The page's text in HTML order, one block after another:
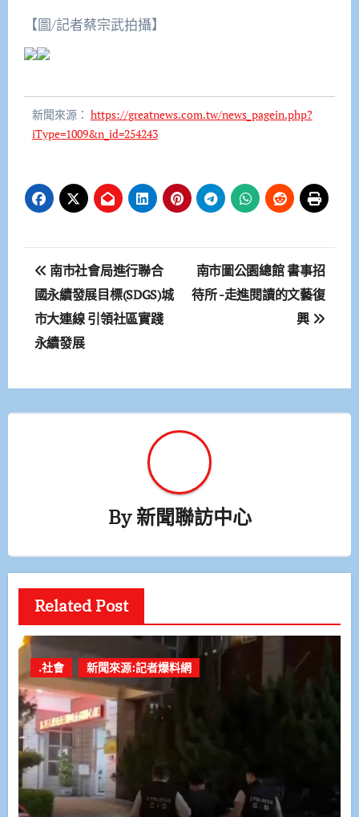
【圖/記者蔡宗武拍攝】
新聞來源： https://greatnews.com.tw/news_pagein.php?
iType=1009&n_id=254243
文
章
導
南市社會局進行聯合
國永續發展目標(SDGS)城
市大連線 引領社區實踐
永續發展
南市圖公園總館 書事招
待所 -走進閱讀的文藝復
興
By新聞聯訪中心
Related Post
.社會 新聞來源:記者爆料網